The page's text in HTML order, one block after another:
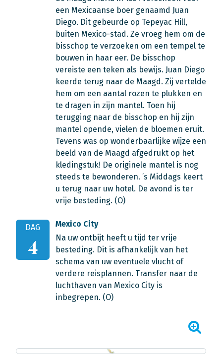
een Mexicaanse boer genaamd Juan
Diego. Dit gebeurde op Tepeyac Hill,
buiten Mexico-stad. Ze vroeg hem om de
bisschop te verzoeken om een tempel te
bouwen in haar eer. De bisschop
vereiste een teken als bewijs. Juan Diego
keerde terug naar de Maagd. Zij vertelde
hem om een aantal rozen te plukken en
te dragen in zijn mantel. Toen hij
terugging naar de bisschop en hij zijn
mantel opende, vielen de bloemen eruit.
Tevens was op wonderbaarlijke wijze een
beeld van de Maagd afgedrukt op het
kledingstuk! De originele mantel is nog
steeds te bewonderen. ’s Middags keert
u terug naar uw hotel. De avond is ter
vrije besteding. (O)
DAG
4
Mexico City
Na uw ontbijt heeft u tijd ter vrije
besteding. Dit is afhankelijk van het
schema van uw eventuele vlucht of
verdere reisplannen. Transfer naar de
luchthaven van Mexico City is
inbegrepen. (O)